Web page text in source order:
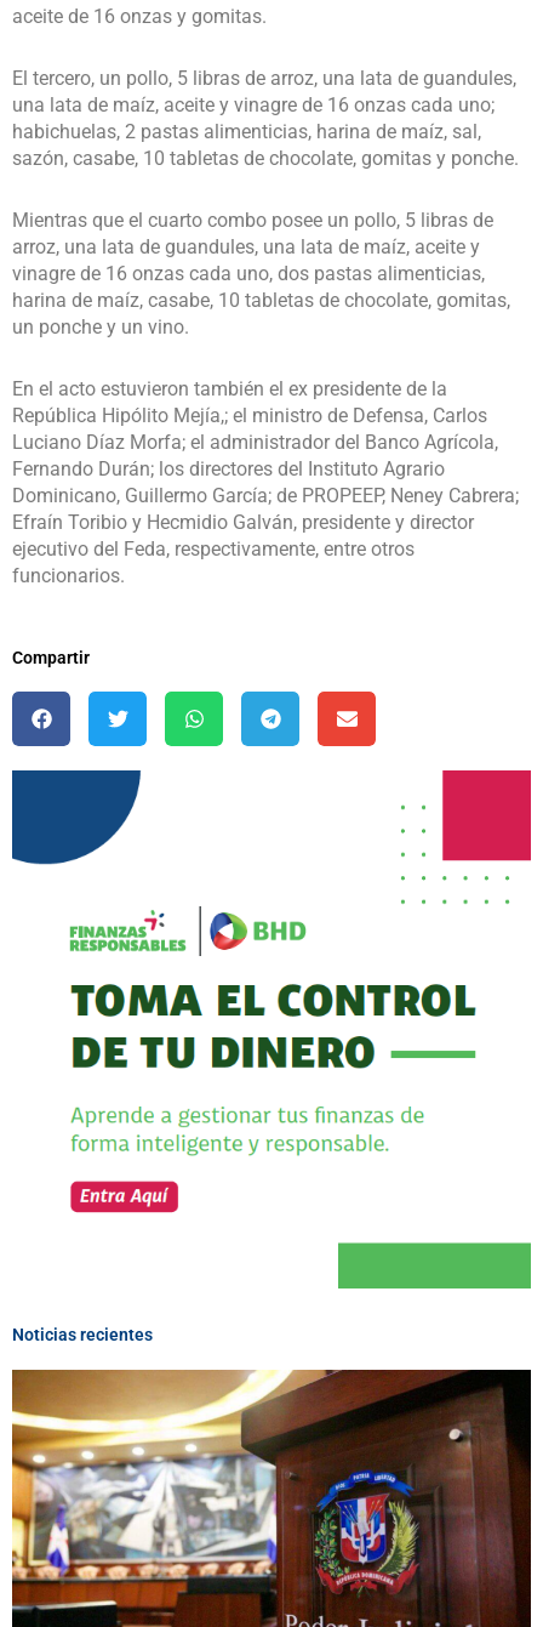
aceite de 16 onzas y gomitas.
El tercero, un pollo, 5 libras de arroz, una lata de guandules,
una lata de maíz, aceite y vinagre de 16 onzas cada uno;
habichuelas, 2 pastas alimenticias, harina de maíz, sal,
sazón, casabe, 10 tabletas de chocolate, gomitas y ponche.
Mientras que el cuarto combo posee un pollo, 5 libras de
arroz, una lata de guandules, una lata de maíz, aceite y
vinagre de 16 onzas cada uno, dos pastas alimenticias,
harina de maíz, casabe, 10 tabletas de chocolate, gomitas,
un ponche y un vino.
En el acto estuvieron también el ex presidente de la
República Hipólito Mejía,; el ministro de Defensa, Carlos
Luciano Díaz Morfa; el administrador del Banco Agrícola,
Fernando Durán; los directores del Instituto Agrario
Dominicano, Guillermo García; de PROPEEP, Neney Cabrera;
Efraín Toribio y Hecmidio Galván, presidente y director
ejecutivo del Feda, respectivamente, entre otros
funcionarios.
Compartir
Noticias recientes